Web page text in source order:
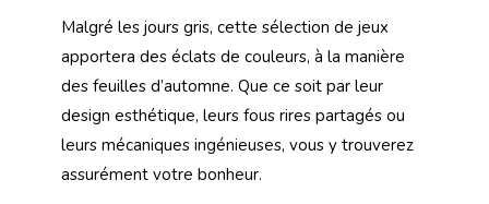
Malgré les jours gris, cette sélection de jeux
apportera des éclats de couleurs, à la manière
des feuilles d’automne. Que ce soit par leur
design esthétique, leurs fous rires partagés ou
leurs mécaniques ingénieuses, vous y trouverez
assurément votre bonheur.